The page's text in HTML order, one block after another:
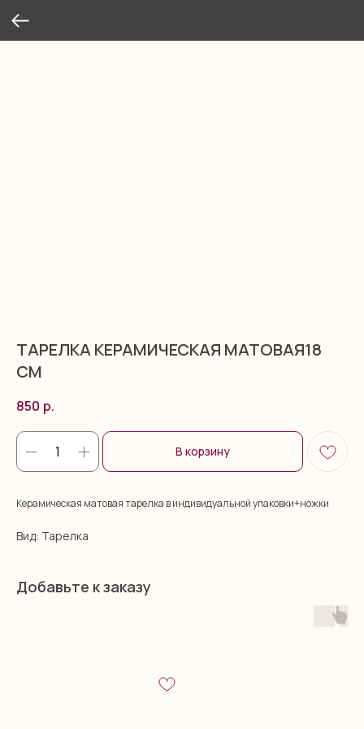
ТАРЕЛКА КЕРАМИЧЕСКАЯ МАТОВАЯ18
СМ
850 р.
В корзину
Керамическая матовая тарелка в индивидуальной упаковки+ножки
Вид: Тарелка
Добавьте к заказу